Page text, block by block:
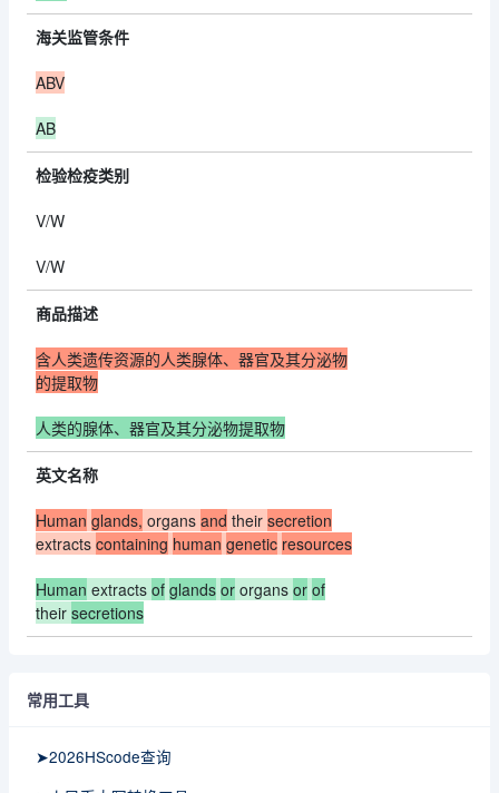
海关监管条件
ABV
AB
检验检疫类别
V/W
V/W
商品描述
含人类遗传资源的人类腺体、器官及其分泌物
的提取物
人类的腺体、器官及其分泌物提取物
英文名称
Human glands, organs and their secretion
extracts containing human genetic resources
Human extracts of glands or organs or of
their secretions
常用工具
➤2026HScode查询